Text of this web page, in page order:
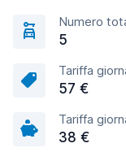
Numero
5
Tariffa
57 €
Tariffa
38 €